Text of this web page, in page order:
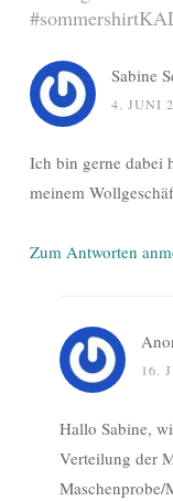
Sabine
4. JUNI
Ich bin gerne dabei
meinem
Zum Antworten
16.
Hallo Sabine,
Verteilung der
Maschenprobe/